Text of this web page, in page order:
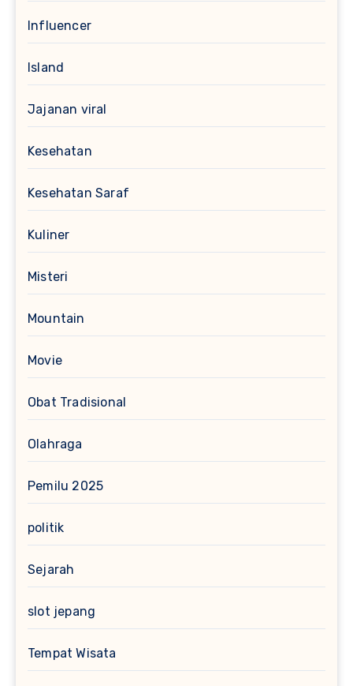
Influencer
Island
Jajanan viral
Kesehatan
Kesehatan Saraf
Kuliner
Misteri
Mountain
Movie
Obat Tradisional
Olahraga
Pemilu 2025
politik
Sejarah
slot jepang
Tempat Wisata